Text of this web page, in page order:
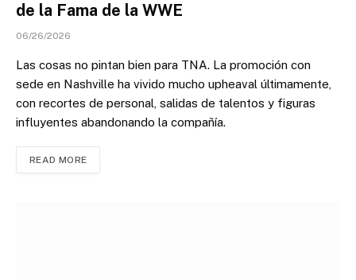
de la Fama de la WWE
06/26/2026
Las cosas no pintan bien para TNA. La promoción con
sede en Nashville ha vivido mucho upheaval últimamente,
con recortes de personal, salidas de talentos y figuras
influyentes abandonando la compañía.
READ MORE